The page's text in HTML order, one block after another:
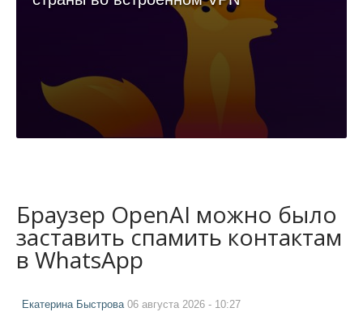
Браузер OpenAI можно было
заставить спамить контактам
в WhatsApp
Екатерина Быстрова06 августа 2026 - 10:27